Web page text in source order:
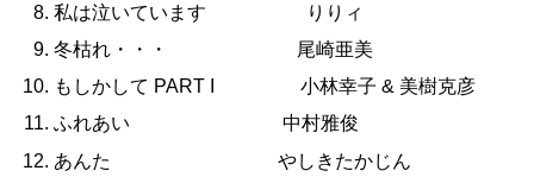
私は泣いています りりィ
冬枯れ・・・ 尾崎亜美
もしかして PART I 小林幸子 & 美樹克彦
ふれあい 中村雅俊
あんた やしきたかじん